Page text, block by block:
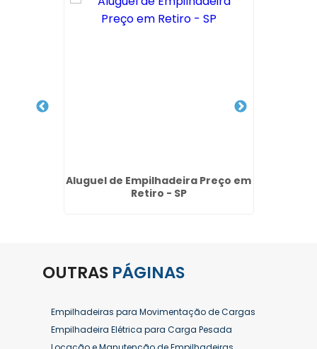
Aluguel de Empilhadeira Preço em
Retiro - SP
OUTRAS PÁGINAS
Empilhadeiras para Movimentação de Cargas
Empilhadeira Elétrica para Carga Pesada